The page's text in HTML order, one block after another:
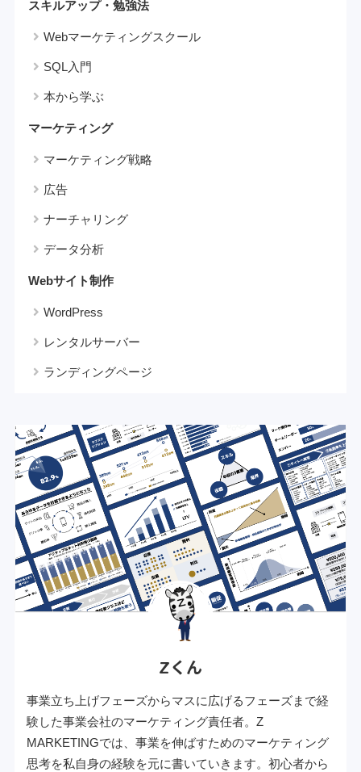
スキルアップ・勉強法
Webマーケティングスクール
SQL入門
本から学ぶ
マーケティング
マーケティング戦略
広告
ナーチャリング
データ分析
Webサイト制作
WordPress
レンタルサーバー
ランディングページ
Zくん
事業立ち上げフェーズからマスに広げるフェーズまで経
験した事業会社のマーケティング責任者。Z
MARKETINGでは、事業を伸ばすためのマーケティング
思考を私自身の経験を元に書いていきます。初心者から